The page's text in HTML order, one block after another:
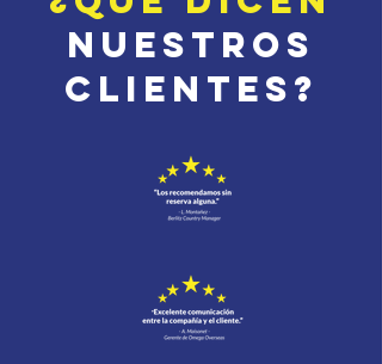
nuestros
clientes?